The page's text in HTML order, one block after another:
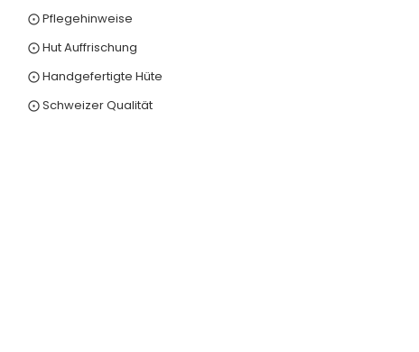
⨀ Pflegehinweise
⨀ Hut Auffrischung
⨀ Handgefertigte Hüte
⨀ Schweizer Qualität